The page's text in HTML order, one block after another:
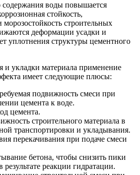
воды повышается
стойкость,
строительных
деформации усадки и
уплотнения структуры цементного
и укладки материала применение
имеет следующие плюсы:
подвижность смеси при
цемента к воде.
цемента.
строительного материала в
транспортировки и укладывания.
перекачивания при подаче смеси
бетона, чтобы снизить пики
результате реакции гидратации.